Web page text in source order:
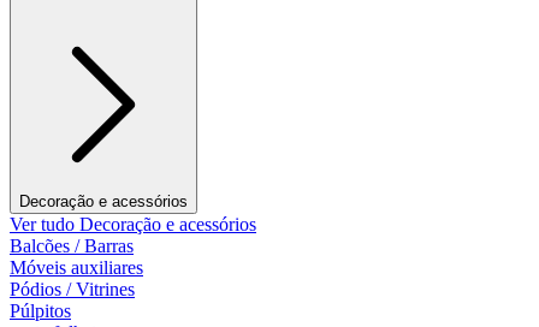
Decoração e acessórios
Ver tudo Decoração e acessórios
Balcões / Barras
Móveis auxiliares
Pódios / Vitrines
Púlpitos